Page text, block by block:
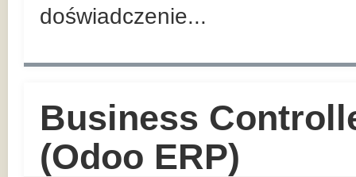
doświadczenie...
Business
(Odoo ERP)